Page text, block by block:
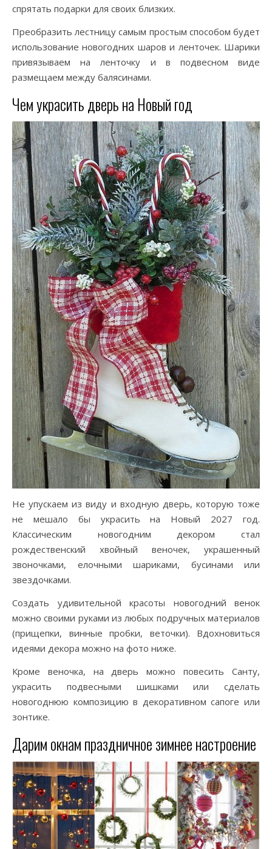
спрятать подарки для своих близких.
Преобразить лестницу самым простым способом будет
использование новогодних шаров и ленточек. Шарики
привязываем на ленточку и в подвесном виде
размещаем между балясинами.
Чем украсить дверь на Новый год
Не упускаем из виду и входную дверь, которую тоже
не мешало бы украсить на Новый 2027 год.
Классическим новогодним декором стал
рождественский хвойный веночек, украшенный
звоночками, елочными шариками, бусинами или
звездочками.
Создать удивительной красоты новогодний венок
можно своими руками из любых подручных материалов
(прищепки, винные пробки, веточки). Вдохновиться
идеями декора можно на фото ниже.
Кроме веночка, на дверь можно повесить Санту,
украсить подвесными шишками или сделать
новогоднюю композицию в декоративном сапоге или
зонтике.
Дарим окнам праздничное зимнее настроение